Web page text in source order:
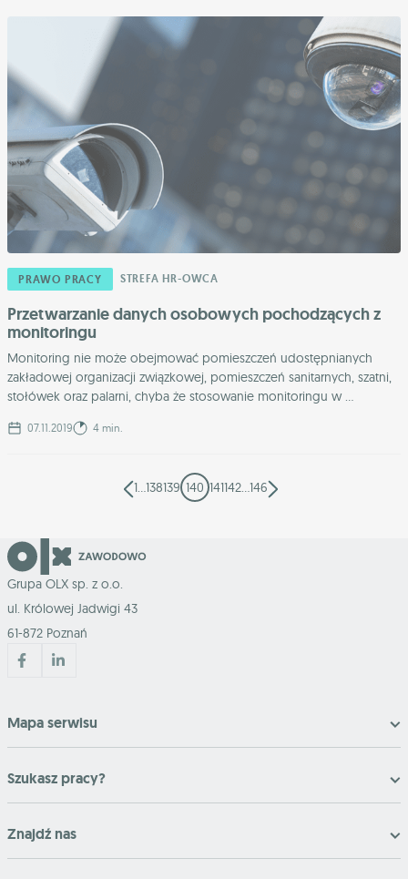
PRAWO PRACY STREFA HR-OWCA
Przetwarzanie danych osobowych pochodzących z
monitoringu
Monitoring nie może obejmować pomieszczeń udostępnianych
zakładowej organizacji związkowej, pomieszczeń sanitarnych, szatni,
stołówek oraz palarni, chyba że stosowanie monitoringu w ...
07.11.2019 4 min.
1…138139 140 141142…146
Grupa OLX sp. z o.o.
ul. Królowej Jadwigi 43
61-872 Poznań
Mapa serwisu
Szukasz pracy?
Znajdź nas